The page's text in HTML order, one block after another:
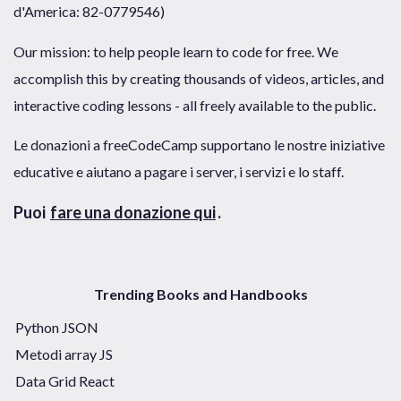
d'America: 82-0779546)
Our mission: to help people learn to code for free. We
accomplish this by creating thousands of videos, articles, and
interactive coding lessons - all freely available to the public.
Le donazioni a freeCodeCamp supportano le nostre iniziative
educative e aiutano a pagare i server, i servizi e lo staff.
Puoi fare una donazione qui.
Trending Books and Handbooks
Python JSON
Metodi array JS
Data Grid React